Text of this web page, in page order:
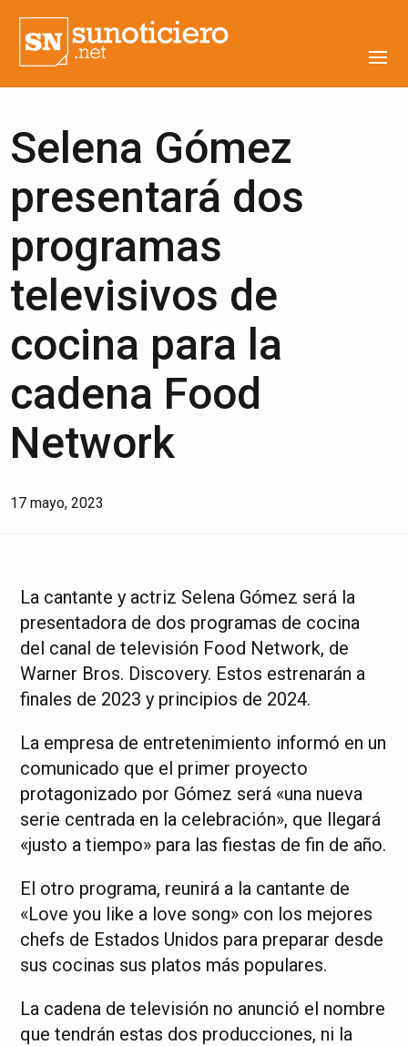
Selena Gómez
presentará dos
programas
televisivos de
cocina para la
cadena Food
Network
17 mayo, 2023
La cantante y actriz Selena Gómez será la
presentadora de dos programas de cocina
del canal de televisión Food Network, de
Warner Bros. Discovery. Estos estrenarán a
finales de 2023 y principios de 2024.
La empresa de entretenimiento informó en un
comunicado que el primer proyecto
protagonizado por Gómez será «una nueva
serie centrada en la celebración», que llegará
«justo a tiempo» para las fiestas de fin de año.
El otro programa, reunirá a la cantante de
«Love you like a love song» con los mejores
chefs de Estados Unidos para preparar desde
sus cocinas sus platos más populares.
La cadena de televisión no anunció el nombre
que tendrán estas dos producciones, ni la